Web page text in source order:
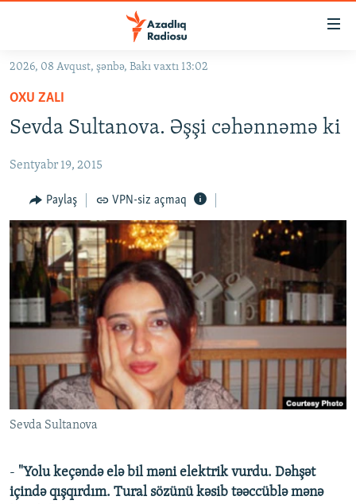
Əsas
qayıt
Əsas
qayıt
#İZAHLA
#ƏSLINDƏ
FƏRQƏ BAX
QANUNI DOĞRU
ARAŞDIRMA
MULTIMEDIA
VIDEO
FOTOQALEREYA
İNFOQRAFIKA
KARIKATURA
RADIO ARXIV
AZƏRBAYCAN ƏDƏBIYYATI KITABXANASI
İSLAM VƏ DEMOKRATIYA
İZ - MƏDƏNIYYƏT PROQRAMI
HAQQIMIZDA
MISSIYAMIZ
PEŞƏ ETIKASI VƏ JURNALISTIKA STANDARTLARIMIZ
MATERIALLARIMIZDAN ISTIFADƏ
BIZIMLƏ ƏLAQƏ
BIZI IZLƏ
2026, 08 Avqust, şənbə, Bakı vaxtı 13:02
OXU ZALI
Sevda Sultanova. Əşşi cəhənnəmə ki
Sentyabr 19, 2015
Paylaş VPN-siz açmaq
Sevda Sultanova
- "Yolu keçəndə elə bil məni elektrik vurdu. Dəhşət
içində qışqırdım. Tural sözünü kəsib təəccüblə mənə